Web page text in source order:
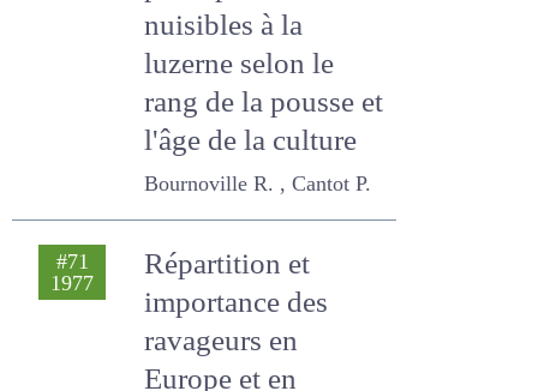
Variations
d'effectifs des
principaux
insectes nuisibles
à la luzerne selon le
rang de la pousse
et l'âge de la
culture
Bournoville R. , Cantot P.